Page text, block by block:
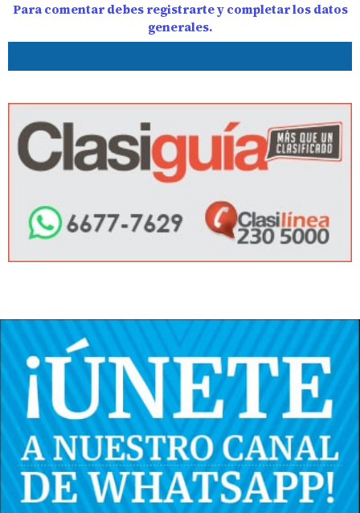
Para comentar debes registrarte y completar los datos
generales.